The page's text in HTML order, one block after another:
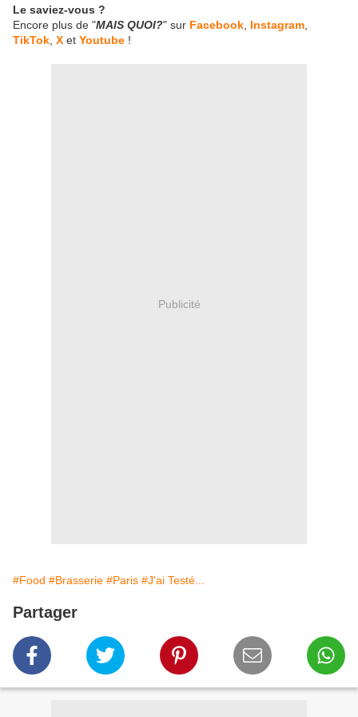
Le saviez-vous ?
Encore plus de "MAIS QUOI?" sur Facebook Instagram
TikTok X et Youtube !
Publicité
#Food #Brasserie #Paris #J'ai Testé...
Partager